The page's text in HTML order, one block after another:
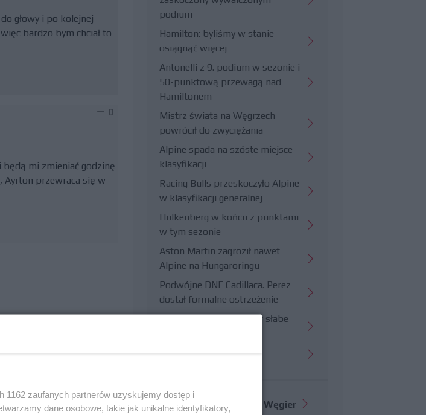
głowy i po kolejnej
bardzo bym chciał to
0
mi zmieniać godzinę
Ayrton przewraca się w
podium
Hamilton: byliśmy w stanie
osiągnąć więcej
Antonelli z 9. podium w sezonie i
50-punktową przewagą nad
Hamiltonem
Mistrz świata na Węgrzech
powrócił do zwyciężania
Alpine spada na szóste miejsce
klasyfikacji
Racing Bulls przeskoczyło Alpine
w klasyfikacji generalnej
Hulkenberg w końcu z punktami
w tym sezonie
Aston Martin zagroził nawet
Alpine na Hungaroringu
Podwójne DNF Cadillaca. Perez
dostał formalne ostrzeżenie
Hungaroring potwierdził słabe
Więcej informacji o GP Węgier
1162 zaufanych partnerów uzyskujemy dostęp i
dane osobowe, takie jak unikalne identyfikatory,